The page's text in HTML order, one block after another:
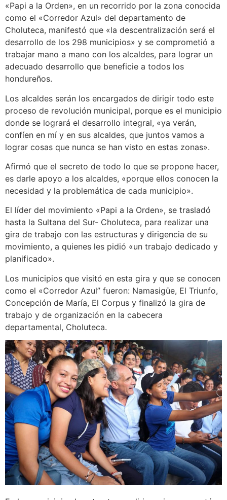
«Papi a la Orden», en un recorrido por la zona conocida
como el «Corredor Azul» del departamento de
Choluteca, manifestó que «la descentralización será el
desarrollo de los 298 municipios» y se comprometió a
trabajar mano a mano con los alcaldes, para lograr un
adecuado desarrollo que beneficie a todos los
hondureños.
Los alcaldes serán los encargados de dirigir todo este
proceso de revolución municipal, porque es el municipio
donde se logrará el desarrollo integral, «ya verán,
confíen en mí y en sus alcaldes, que juntos vamos a
lograr cosas que nunca se han visto en estas zonas».
Afirmó que el secreto de todo lo que se propone hacer,
es darle apoyo a los alcaldes, «porque ellos conocen la
necesidad y la problemática de cada municipio».
El líder del movimiento «Papi a la Orden», se trasladó
hasta la Sultana del Sur- Choluteca, para realizar una
gira de trabajo con las estructuras y dirigencia de su
movimiento, a quienes les pidió «un trabajo dedicado y
planificado».
Los municipios que visitó en esta gira y que se conocen
como el «Corredor Azul” fueron: Namasigüe, El Triunfo,
Concepción de María, El Corpus y finalizó la gira de
trabajo y de organización en la cabecera
departamental, Choluteca.